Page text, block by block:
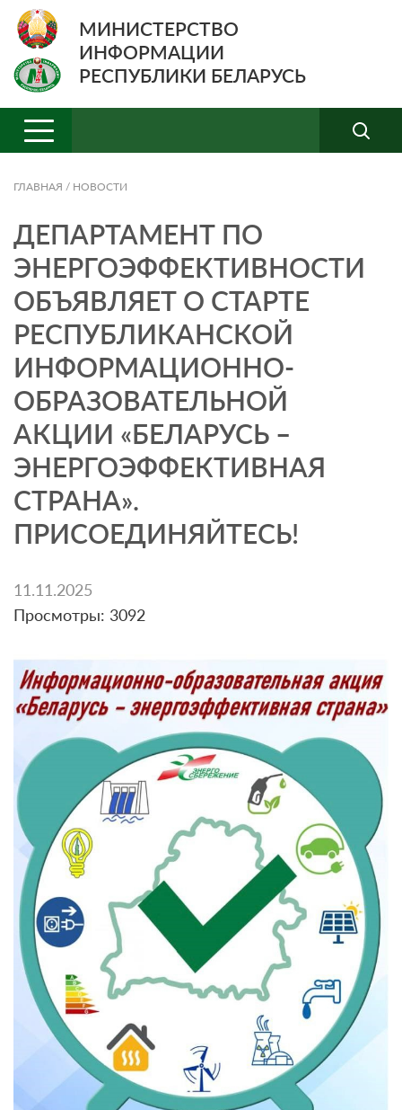
МИНИСТЕРСТВО
ИНФОРМАЦИИ
РЕСПУБЛИКИ БЕЛАРУСЬ
ГЛАВНАЯ / НОВОСТИ
ДЕПАРТАМЕНТ ПО
ЭНЕРГОЭФФЕКТИВНОСТИ
ОБЪЯВЛЯЕТ О СТАРТЕ
РЕСПУБЛИКАНСКОЙ
ИНФОРМАЦИОННО-
ОБРАЗОВАТЕЛЬНОЙ
АКЦИИ «БЕЛАРУСЬ –
ЭНЕРГОЭФФЕКТИВНАЯ
СТРАНА».
ПРИСОЕДИНЯЙТЕСЬ!
11.11.2025
Просмотры: 3092